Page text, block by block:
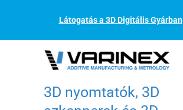
Látogatás a 3D Digitális Gyárban
3D nyomtatók, 3D